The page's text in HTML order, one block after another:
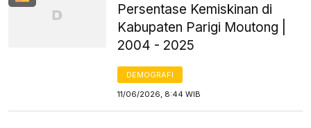
Persentase Kemiskinan di
Kabupaten Parigi Moutong |
2004 - 2025
DEMOGRAFI
11/06/2026, 8:44 WIB